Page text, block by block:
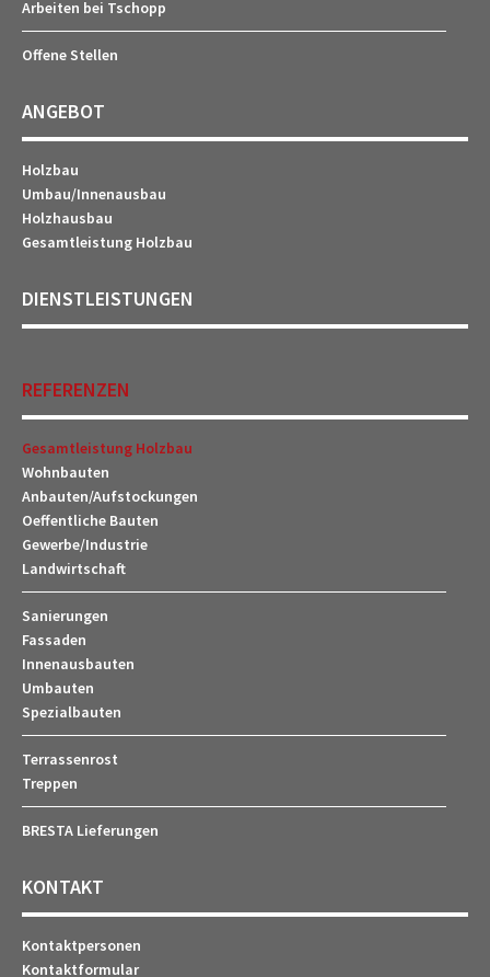
Arbeiten bei Tschopp
Offene Stellen
ANGEBOT
Holzbau
Umbau/Innenausbau
Holzhausbau
Gesamtleistung Holzbau
DIENSTLEISTUNGEN
REFERENZEN
Gesamtleistung Holzbau
Wohnbauten
Anbauten/Aufstockungen
Oeffentliche Bauten
Gewerbe/Industrie
Landwirtschaft
Sanierungen
Fassaden
Innenausbauten
Umbauten
Spezialbauten
Terrassenrost
Treppen
BRESTA Lieferungen
KONTAKT
Kontaktpersonen
Kontaktformular